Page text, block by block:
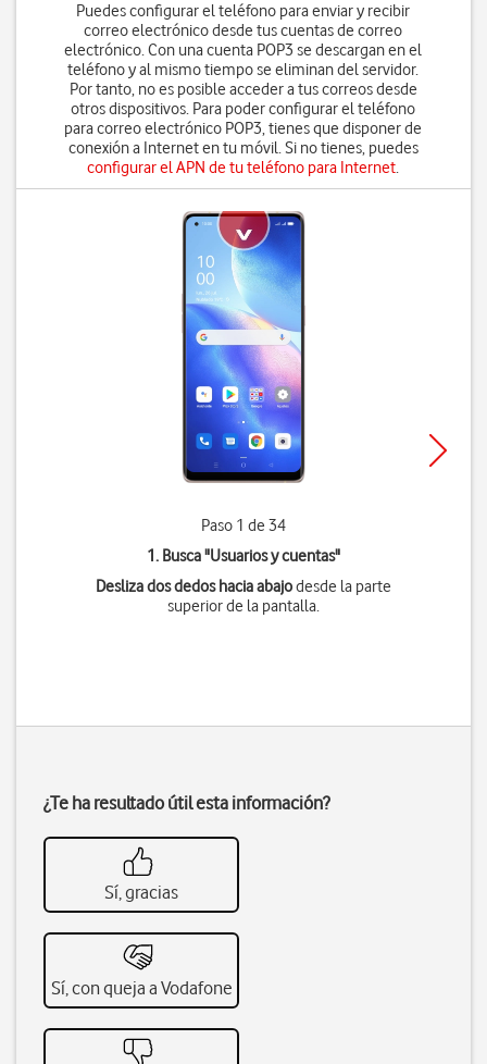
Puedes configurar el teléfono para enviar y recibir
correo electrónico desde tus cuentas de correo
electrónico. Con una cuenta POP3 se descargan en el
teléfono y al mismo tiempo se eliminan del servidor.
Por tanto, no es posible acceder a tus correos desde
otros dispositivos. Para poder configurar el teléfono
para correo electrónico POP3, tienes que disponer de
conexión a Internet en tu móvil. Si no tienes, puedes
configurar el APN de tu teléfono para Internet.
Paso 1 de 34
1. Busca "Usuarios y cuentas"
Desliza dos dedos hacia abajodesde la parte
superior de la pantalla.
¿Te ha resultado útil esta información?
Sí, gracias
Sí, con queja a Vodafone